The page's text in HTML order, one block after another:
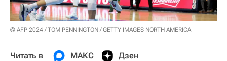
© AFP 2024 / TOM PENNINGTON / GETTY IMAGES NORTH AMERICA
Читать в МАКС Дзен